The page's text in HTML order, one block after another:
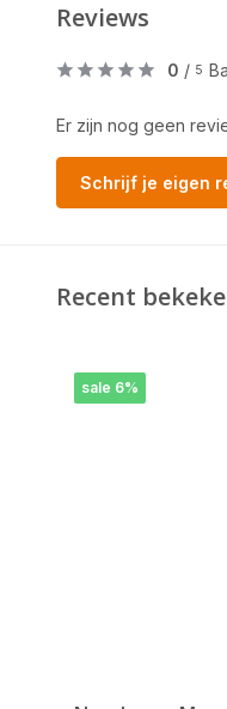
Reviews
0 / 5
Er zijn nog geen
Schrijf je eigen
Recent
sale 6%